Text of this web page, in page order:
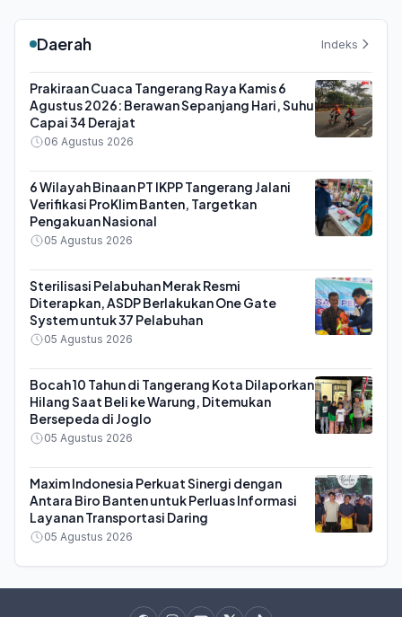
Daerah Indeks
Prakiraan Cuaca Tangerang Raya Kamis 6
Agustus 2026: Berawan Sepanjang Hari, Suhu
Capai 34 Derajat
06 Agustus 2026
6 Wilayah Binaan PT IKPP Tangerang Jalani
Verifikasi ProKlim Banten, Targetkan
Pengakuan Nasional
05 Agustus 2026
Sterilisasi Pelabuhan Merak Resmi
Diterapkan, ASDP Berlakukan One Gate
System untuk 37 Pelabuhan
05 Agustus 2026
Bocah 10 Tahun di Tangerang Kota Dilaporkan
Hilang Saat Beli ke Warung, Ditemukan
Bersepeda di Joglo
05 Agustus 2026
Maxim Indonesia Perkuat Sinergi dengan
Antara Biro Banten untuk Perluas Informasi
Layanan Transportasi Daring
05 Agustus 2026